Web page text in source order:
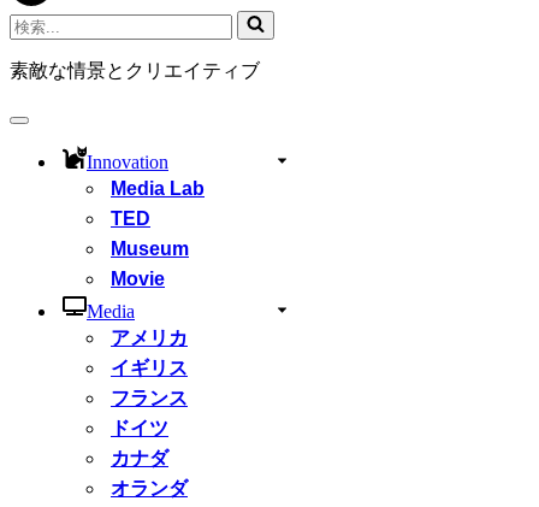
ン
メ
ニ
ュ
検
索...
素敵な情景とクリエイティブ
ナ
Innovation
Media Lab
TED
Museum
Movie
Media
アメリカ
イギリス
フランス
ドイツ
カナダ
オランダ